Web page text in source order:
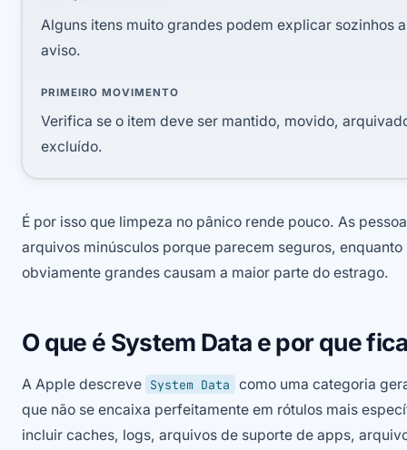
Alguns itens muito grandes podem explicar sozinhos
aviso.
PRIMEIRO MOVIMENTO
Verifica se o item deve ser mantido, movido,
excluído.
É por isso que limpeza no pânico rende pouco. As
arquivos minúsculos porque parecem seguros, enquanto
obviamente grandes causam a maior parte do estrago.
O que é System Data e por que
A Apple descreve System Data
como uma categoria
que não se encaixa perfeitamente em rótulos mais
incluir caches, logs, arquivos de suporte de apps,